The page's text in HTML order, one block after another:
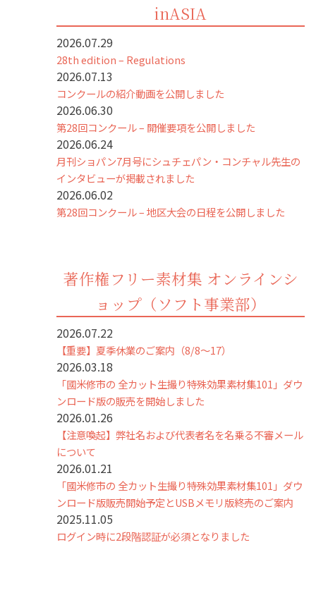
inASIA
2026.07.29
28th edition – Regulations
2026.07.13
コンクールの紹介動画を公開しました
2026.06.30
第28回コンクール – 開催要項を公開しました
2026.06.24
月刊ショパン7月号にシュチェパン・コンチャル先生の
インタビューが掲載されました
2026.06.02
第28回コンクール – 地区大会の日程を公開しました
著作権フリー素材集 オンラインシ
ョップ（ソフト事業部）
2026.07.22
【重要】夏季休業のご案内（8/8～17）
2026.03.18
「國米修市の 全カット生撮り特殊効果素材集101」ダウ
ンロード版の販売を開始しました
2026.01.26
【注意喚起】弊社名および代表者名を名乗る不審メール
について
2026.01.21
「國米修市の 全カット生撮り特殊効果素材集101」ダウ
ンロード版販売開始予定とUSBメモリ版終売のご案内
2025.11.05
ログイン時に2段階認証が必須となりました